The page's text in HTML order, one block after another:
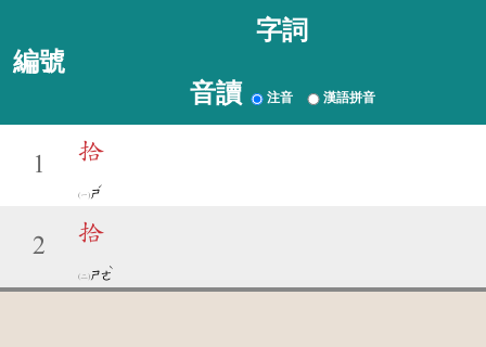
編號
字詞
音讀 注音 漢語拼音
1
拾
ㄕ
ˊ
2
拾
ㄕㄜ
ˋ